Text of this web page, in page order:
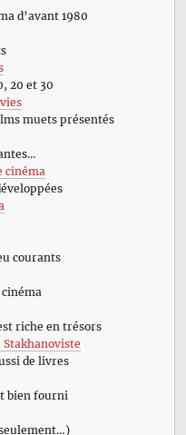
d’avant 1980
20 et 30
muets présentés
cinéma
courants
cinéma
riche en trésors
de livres
bien fourni